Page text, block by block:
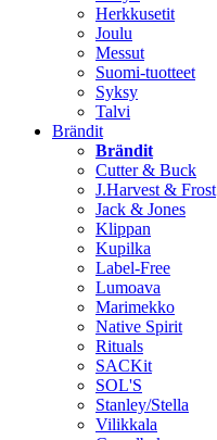
Herkkusetit
Joulu
Messut
Suomi-tuotteet
Syksy
Talvi
Brändit
Brändit
Cutter & Buck
J.Harvest & Frost
Jack & Jones
Klippan
Kupilka
Label-Free
Lumoava
Marimekko
Native Spirit
Rituals
SACKit
SOL'S
Stanley/Stella
Vilikkala